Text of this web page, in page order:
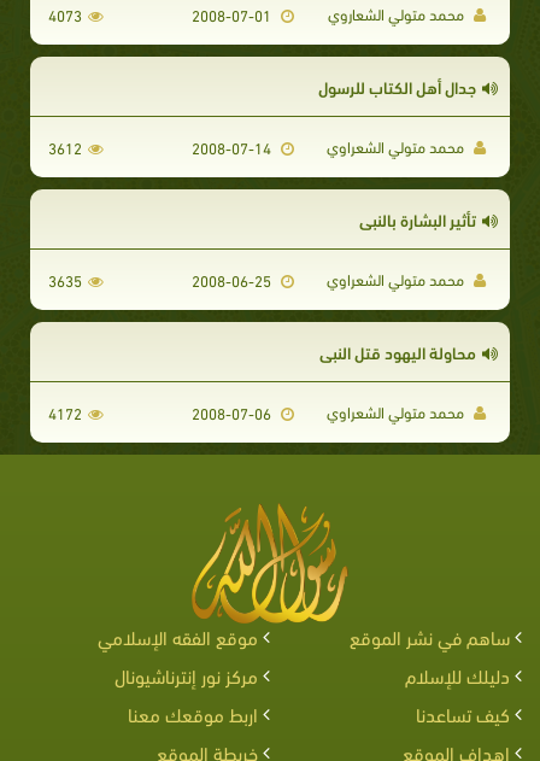
محمد متولي الشعاروي 4073
جدال أهل الكتاب للرسول
محمد متولي الشعراوي 2008-07-14
3612
تأثير البشارة بالنبي
محمد متولي الشعراوي 2008-06-25
3635
محاولة اليهود قتل النبي
محمد متولي الشعراوي 2008-07-06
4172
ساهم في نشر الموقع
موقع الفقه الإسلامي
دليلك للإسلام
مركز نور إنترناشيونال
كيف تساعدنا
اربط موقعك معنا
اهداف الموقع
خريطة الموقع